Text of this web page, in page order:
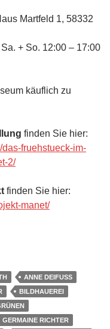
Martfeld 1, 58332
Sa. + So. 12:00 – 17:00
käuflich zu
finden Sie hier:
fruehstueck-im-
2/
finden Sie hier:
manet/
ANNE DEIFUSS
BILDHAUEREI
GERMAINE RICHTER